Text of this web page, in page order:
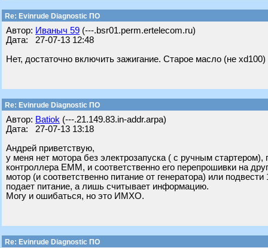
Re: Evinrude Diagnostic ПО
Автор: Ивaныч 59 (---.bsr01.perm.ertelecom.ru)
Дата: 27-07-13 12:48
Нет, достаточно включить зажигание. Старое масло (не
Re: Evinrude Diagnostic ПО
Автор: Batiok (---.21.149.83.in-addr.arpa)
Дата: 27-07-13 13:18
Андрей приветствую,
у меня нет мотора без электрозапуска ( с ручным
контроллера ЕММ, и соответственно его перепрошивки на
мотор (и соответственно питание от генератора) или
подает питание, а лишь считывает информацию.
Могу и ошибаться, но это ИМХО.
Re: Evinrude Diagnostic ПО